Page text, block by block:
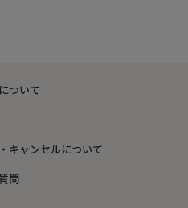
ついて
キャンセルについて
問